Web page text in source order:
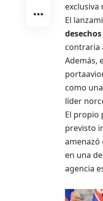
exclusiva
El
contraria
Además,
como
líder
El propio
previsto
amenazó
en una
agencia